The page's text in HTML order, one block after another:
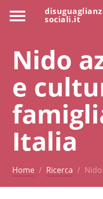
sociali.it
Nido
e
Italia
Home Ricerca